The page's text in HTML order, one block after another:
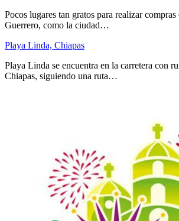
Pocos lugares tan gratos para realizar compras
Guerrero, como la ciudad…
Playa Linda, Chiapas
Playa Linda se encuentra en la carretera con
Chiapas, siguiendo una ruta…